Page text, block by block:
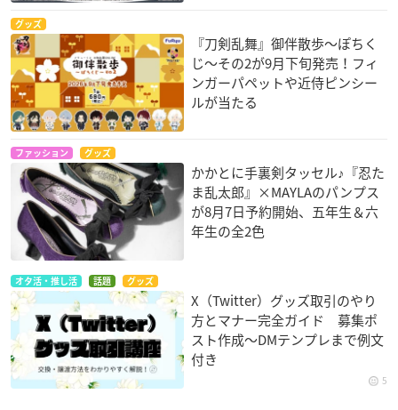
グッズ
『刀剣乱舞』御伴散歩～ぽちく
じ～その2が9月下旬発売！フィ
ンガーパペットや近侍ピンシー
ルが当たる
ファッション グッズ
かかとに手裏剣タッセル♪『忍た
ま乱太郎』×MAYLAのパンプス
が8月7日予約開始、五年生＆六
年生の全2色
オタ活・推し活 話題 グッズ
X（Twitter）グッズ取引のやり
方とマナー完全ガイド 募集ポ
スト作成〜DMテンプレまで例文
付き
5